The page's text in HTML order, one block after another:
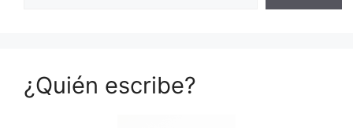
¿Quién escribe?